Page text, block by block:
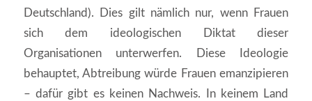
Deutschland). Dies gilt nämlich nur, wenn Frauen
sich dem ideologischen Diktat dieser
Organisationen unterwerfen. Diese Ideologie
behauptet, Abtreibung würde Frauen emanzipieren
– dafür gibt es keinen Nachweis. In keinem Land